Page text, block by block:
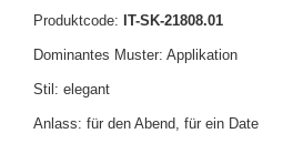
Produktcode: IT-SK-21808.01
Dominantes Muster: Applikation
Stil: elegant
Anlass: für den Abend, für ein Date